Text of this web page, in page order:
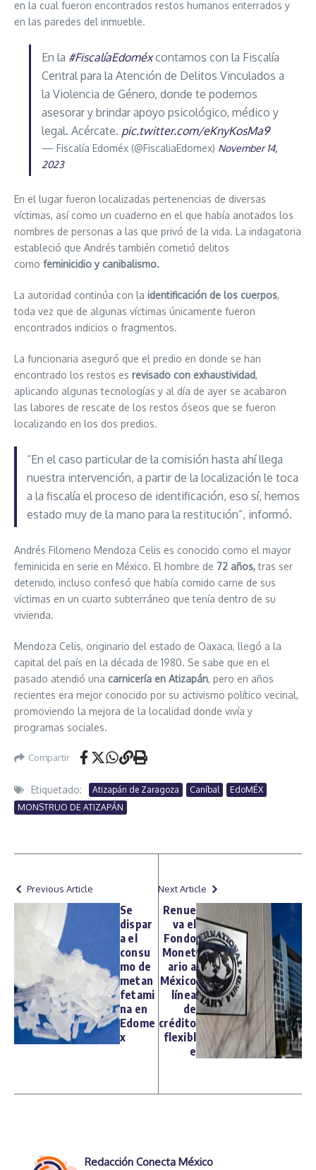
en la cual fueron encontrados restos humanos enterrados y
en las paredes del inmueble.
En la #FiscalíaEdoméxcontamos con la Fiscalía
Central para la Atención de Delitos Vinculados a
la Violencia de Género, donde te podemos
asesorar y brindar apoyo psicológico, médico y
legal. Acércate. pic.twitter.com/eKnyKosMa9
— Fiscalía Edoméx (@FiscaliaEdomex) November 14,
2023
En el lugar fueron localizadas pertenencias de diversas
víctimas, así como un cuaderno en el que había anotados los
nombres de personas a las que privó de la vida. La indagatoria
estableció que Andrés también cometió delitos
como feminicidio y canibalismo.
La autoridad continúa con la identificación de los cuerpos,
toda vez que de algunas víctimas únicamente fueron
encontrados indicios o fragmentos.
La funcionaria aseguró que el predio en donde se han
encontrado los restos es revisado con exhaustividad,
aplicando algunas tecnologías y al día de ayer se acabaron
las labores de rescate de los restos óseos que se fueron
localizando en los dos predios.
“En el caso particular de la comisión hasta ahí llega
nuestra intervención, a partir de la localización le toca
a la fiscalía el proceso de identificación, eso sí, hemos
estado muy de la mano para la restitución”, informó.
Andrés Filomeno Mendoza Celis es conocido como el mayor
feminicida en serie en México. El hombre de 72 años,tras ser
detenido, incluso confesó que había comido carne de sus
víctimas en un cuarto subterráneo que tenía dentro de su
vivienda.
Mendoza Celis, originario del estado de Oaxaca, llegó a la
capital del país en la década de 1980. Se sabe que en el
pasado atendió una carnicería en Atizapán, pero en años
recientes era mejor conocido por su activismo político vecinal,
promoviendo la mejora de la localidad donde vivía y
programas sociales.
Compartir
Etiquetado: Atizapán de Zaragoza Caníbal
EdoMÉX
MONSTRUO DE ATIZAPÁN
Previous Article
Se
dispar
a el
consu
mo de
metan
fetami
na en
Edome
x
Next Article
Renue
va el
Fondo
Monet
ario a
México
línea
de
crédito
flexibl
e
Redacción Conecta México